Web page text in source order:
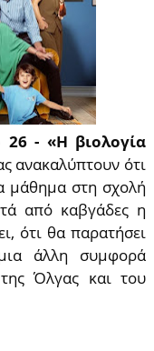
26 - «Η βιολογία
ανακαλύπτουν ότι
μάθημα στη σχολή
από καβγάδες η
ότι θα παρατήσει
άλλη συμφορά
Όλγας και του